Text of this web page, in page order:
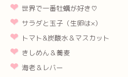
世界で一番牡蠣が好き♡
サラダと玉子（生卵は×）
トマト&炭酸水＆マスカット
きしめん＆蕎麦
海老＆レバー